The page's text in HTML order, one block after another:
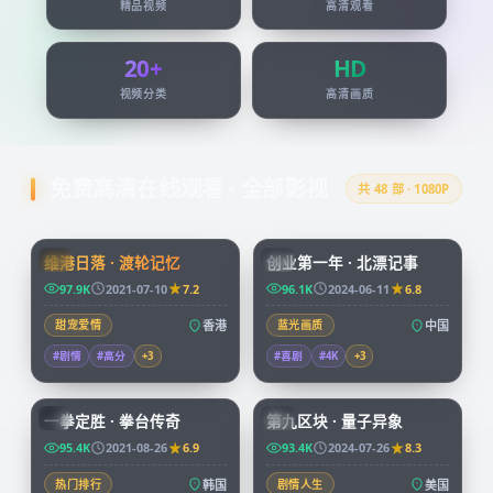
精品视频 高清观看
20+
视频分类
HD
高清画质
共 48 部 · 1080P
HK
维港日落 · 渡轮记忆
97.9K 2021-07-10 7.2
甜宠爱情 香港
#剧情 #高分 +3
CN
创业第一年 · 北漂记事
96.1K 2024-06-11 6.8
蓝光画质 中国
#喜剧 #4K +3
KR
96:07
一拳定胜 · 拳台传奇
95.4K 2021-08-26 6.9
热门排行 韩国
CN
99:49
第九区块 · 量子异象
93.4K 2024-07-26 8.3
剧情人生 美国